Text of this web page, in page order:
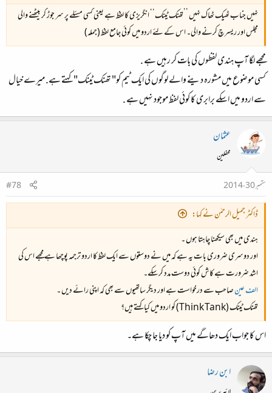
نہیں جناب ٹھیک ٹھاک نہیں ’’تھنک ٹینک‘‘ انگریزی کا لفظ ہے یعنی کسی مسئلے پر سر جوڑ کر بیٹھنے والی
مجلس اور ریسرچ کرنے والی۔ اس کے لئے اردو میں کوئی جامع لفظ (جملہ)
مجھے لگا آپ ہندی لفظوں کی بات کر رہیں ہے .
کسی موضوع میں مشورہ دینے والے لوگوں کی ایک ٹیم کو" تھنک ٹینک" کہتے ہے. میرے خیال
سے اردو میں اسکے برابری کا کوئی لفظ موجود نہیں ہے .
عثمان
محفلین
ستمبر 30، 2014
#78
ڈاکٹر جمیل الرحمٰن نے کہا:
ہندی میں بھی سیکھنا چاہتا ہوں ۔
اور دوسری ضروری بات یہ ہے کہ میں نے دوستوں سے ایک لفظ کا اردو ترجمہ پوچھا ہے مجھے اس کی
اشد ضرورت ہے کاش کوئی دوست مدد کرسکے۔
الف عینصاحب سے درخواست ہے اور دیگر ساتھیوں سے بھی کہ اپنی رائے دیں ۔
تھنک ٹینک (Think Tank) کو اردو میں کیا کہتے ہیں؟
اس کا جواب ایک دھاگے میں آپ کو دیا جا چکا ہے۔
ابن رضا